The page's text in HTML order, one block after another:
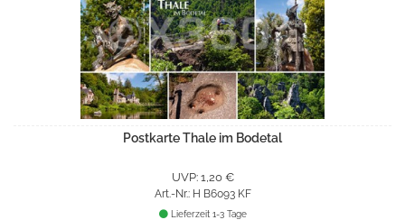
Postkarte Thale im Bodetal
UVP: 1,20 €
Art.-Nr.: H B6093 KF
Lieferzeit 1-3 Tage